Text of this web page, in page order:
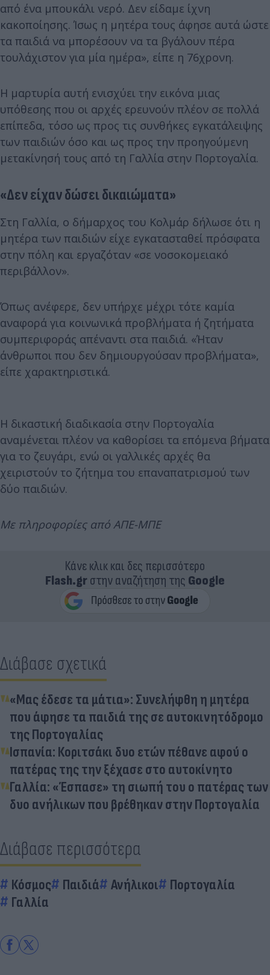
από ένα μπουκάλι νερό. Δεν είδαμε ίχνη
κακοποίησης. Ίσως η μητέρα τους άφησε αυτά ώστε
τα παιδιά να μπορέσουν να τα βγάλουν πέρα
τουλάχιστον για μία ημέρα», είπε η 76χρονη.
Η μαρτυρία αυτή ενισχύει την εικόνα μιας
υπόθεσης που οι αρχές ερευνούν πλέον σε πολλά
επίπεδα, τόσο ως προς τις συνθήκες εγκατάλειψης
των παιδιών όσο και ως προς την προηγούμενη
μετακίνησή τους από τη Γαλλία στην Πορτογαλία.
«Δεν είχαν δώσει δικαιώματα»
Στη Γαλλία, ο δήμαρχος του Κολμάρ δήλωσε ότι η
μητέρα των παιδιών είχε εγκατασταθεί πρόσφατα
στην πόλη και εργαζόταν «σε νοσοκομειακό
περιβάλλον».
Όπως ανέφερε, δεν υπήρχε μέχρι τότε καμία
αναφορά για κοινωνικά προβλήματα ή ζητήματα
συμπεριφοράς απέναντι στα παιδιά. «Ήταν
άνθρωποι που δεν δημιουργούσαν προβλήματα»,
είπε χαρακτηριστικά.
Η δικαστική διαδικασία στην Πορτογαλία
αναμένεται πλέον να καθορίσει τα επόμενα βήματα
για το ζευγάρι, ενώ οι γαλλικές αρχές θα
χειριστούν το ζήτημα του επαναπατρισμού των
δύο παιδιών.
Με πληροφορίες από ΑΠΕ-ΜΠΕ
Κάνε κλικ και δες περισσότερο
Flash.grστην αναζήτηση της Google
Διάβασε σχετικά
«Μας έδεσε τα μάτια»: Συνελήφθη η μητέρα
που άφησε τα παιδιά της σε αυτοκινητόδρομο
της Πορτογαλίας
Ισπανία: Κοριτσάκι δυο ετών πέθανε αφού ο
πατέρας της την ξέχασε στο αυτοκίνητο
Γαλλία: «Έσπασε» τη σιωπή του ο πατέρας των
δυο ανήλικων που βρέθηκαν στην Πορτογαλία
Διάβασε περισσότερα
Κόσμος Παιδιά Ανήλικοι
Πορτογαλία
Γαλλία